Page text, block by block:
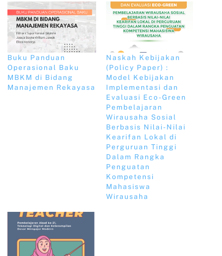
Buku Panduan
Operasional Baku
MBKM di Bidang
Manajemen Rekayasa
Naskah Kebijakan
(Policy Paper) :
Model Kebijakan
Implementasi dan
Evaluasi Eco-Green
Pembelajaran
Wirausaha Sosial
Berbasis Nilai-Nilai
Kearifan Lokal di
Perguruan Tinggi
Dalam Rangka
Penguatan
Kompetensi
Mahasiswa
Wirausaha